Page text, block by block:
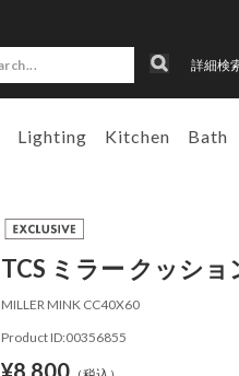
詳細検
Lighting Kitchen Bath
TCS ミラー クッシ
MILLER MINK CC40X60
Product ID:00356855
¥8,800